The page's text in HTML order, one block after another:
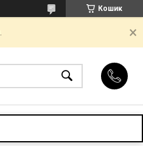
Кошик